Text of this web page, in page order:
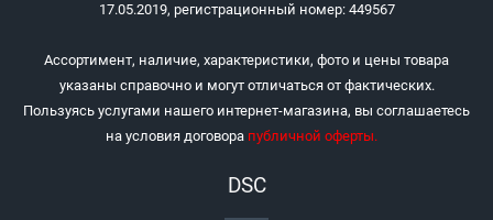
17.05.2019, регистрационный номер: 449567
Ассортимент, наличие, характеристики, фото и цены товара
указаны справочно и могут отличаться от фактических.
Пользуясь услугами нашего интернет-магазина, вы соглашаетесь
на условия договора публичной оферты.
DSC